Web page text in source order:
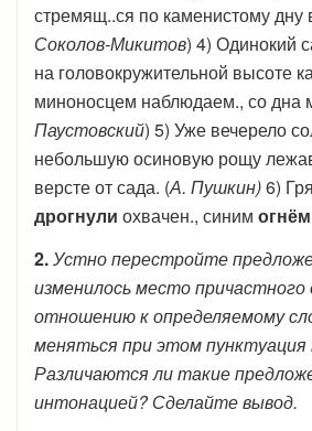
стремящ..ся по каменистому дну
Соколов-Микитов) 4) Одинокий
на головокружительной высоте
миноносцем наблюдаем., со дна
Паустовский) 5) Уже вечерело
небольшую осиновую рощу
версте от сада. (А. Пушкин)6)
дрогнули охвачен., синим огнём
2.Устно перестройте
изменилось место
отношению к определяемому
меняться при этом пунктуация
Различаются ли такие
интонацией? Сделайте вывод.